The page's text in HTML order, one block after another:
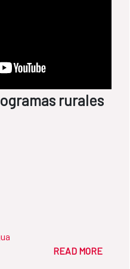
rurales
READ MORE